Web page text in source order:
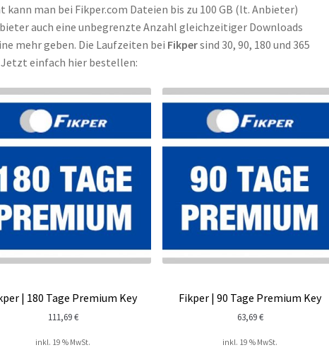
man bei Fikper.com Dateien bis zu 100 GB (lt. Anbieter)
auch eine unbegrenzte Anzahl gleichzeitiger Downloads
mehr geben. Die Laufzeiten bei Fikpersind 30, 90, 180 und 365
einfach hier bestellen:
| 180 Tage Premium Key
111,69€
inkl. 19 % MwSt.
Fikper | 90 Tage Premium Key
63,69€
inkl. 19 % MwSt.